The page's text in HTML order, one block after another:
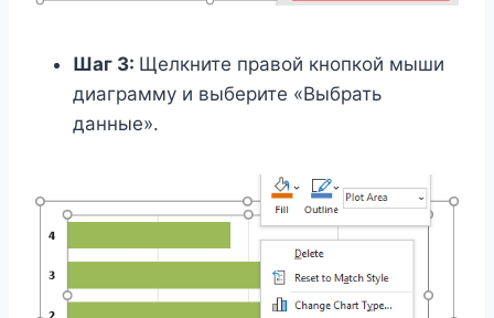
Шаг 3: Щелкните правой кнопкой мыши
диаграмму и выберите «Выбрать
данные».